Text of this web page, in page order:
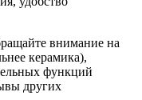
внимание на
керамика),
функций
других